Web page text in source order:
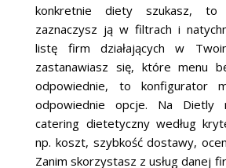
konkretnie diety szukasz, to
zaznaczysz ją w filtrach i
listę firm działających w
zastanawiasz się, które menu
odpowiednie, to konfigurator
odpowiednie opcje. Na Dietly
catering dietetyczny według
np. koszt, szybkość dostawy,
Zanim skorzystasz z usług danej